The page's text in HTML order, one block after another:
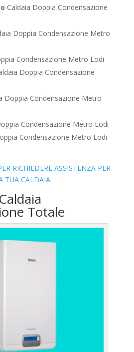
Caldaia Doppia Condensazione
Doppia Condensazione Metro
Condensazione Metro Lodi
Doppia Condensazione
Doppia Condensazione Metro
Condensazione Metro Lodi
Condensazione Metro Lodi
RICHIEDERE ASSISTENZA PER
TUA CALDAIA
Totale